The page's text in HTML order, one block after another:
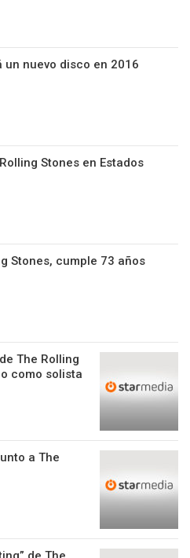
un nuevo disco en 2016
Stones en Estados
Stones, cumple 73 años
The Rolling
como solista
a The